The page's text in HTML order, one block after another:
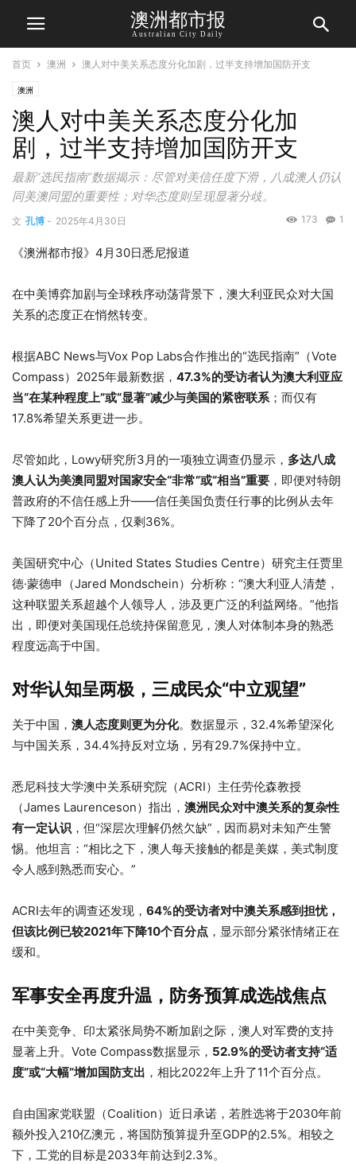
澳洲都市报
Australian City Daily
首页 澳洲 澳人对中美关系态度分化加剧，过半支持增加国防开支
澳洲
澳人对中美关系态度分化加
剧，过半支持增加国防开支
最新“选民指南”数据揭示：尽管对美信任度下滑，八成澳人仍认
同美澳同盟的重要性；对华态度则呈现显著分歧。
文 孔博 - 2025年4月30日 1
173
《澳洲都市报》4月30日悉尼报道
在中美博弈加剧与全球秩序动荡背景下，澳大利亚民众对大国
关系的态度正在悄然转变。
根据ABC News与Vox Pop Labs合作推出的“选民指南”（Vote
Compass）2025年最新数据， 47.3%的受访者认为澳大利亚应
当“在某种程度上”或“显著”减少与美国的紧密联系；而仅有
17.8%希望关系更进一步。
尽管如此，Lowy研究所3月的一项独立调查仍显示， 多达八成
澳人认为美澳同盟对国家安全“非常”或“相当”重要 ，即便对特朗
普政府的不信任感上升——信任美国负责任行事的比例从去年
下降了20个百分点，仅剩36%。
美国研究中心（United States Studies Centre）研究主任贾里
德·蒙德申（Jared Mondschein）分析称：“澳大利亚人清楚，
这种联盟关系超越个人领导人，涉及更广泛的利益网络。”他指
出，即便对美国现任总统持保留意见，澳人对体制本身的熟悉
程度远高于中国。
对华认知呈两极，三成民众“中立观望”
关于中国， 澳人态度则更为分化。数据显示，32.4%希望深化
与中国关系，34.4%持反对立场，另有29.7%保持中立。
悉尼科技大学澳中关系研究院（ACRI）主任劳伦森教授
（James Laurenceson）指出， 澳洲民众对中澳关系的复杂性
有一定认识 ，但“深层次理解仍然欠缺”，因而易对未知产生警
惕。他坦言：“相比之下，澳人每天接触的都是美媒，美式制度
令人感到熟悉而安心。”
ACRI去年的调查还发现， 64%的受访者对中澳关系感到担忧，
但该比例已较2021年下降10个百分点 ，显示部分紧张情绪正在
缓和。
军事安全再度升温，防务预算成选战焦点
在中美竞争、印太紧张局势不断加剧之际，澳人对军费的支持
显著上升。Vote Compass数据显示， 52.9%的受访者支持“适
度”或“大幅”增加国防支出 ，相比2022年上升了11个百分点。
自由国家党联盟（Coalition）近日承诺，若胜选将于2030年前
额外投入210亿澳元，将国防预算提升至GDP的2.5%。相较之
下，工党的目标是2033年前达到2.3%。